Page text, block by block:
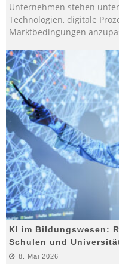
Unternehmen stehen
Technologien, digitale
Marktbedingungen
KI im Bildungswesen:
Schulen und
8. Mai 2026